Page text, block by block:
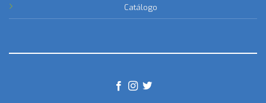
Catálogo